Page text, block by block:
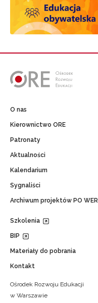
O nas
Kierownictwo ORE
Patronaty
Aktualności
Kalendarium
Sygnaliści
Archiwum projektów PO WER
Szkolenia
BIP
Materiały do pobrania
Kontakt
Ośrodek Rozwoju Edukacji
w Warszawie